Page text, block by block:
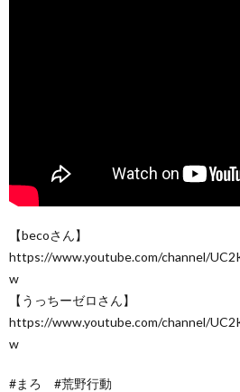
【becoさん】
https://www.youtube.com/channel/
w
【うっちーゼロさん】
https://www.youtube.com/channel/
w
#まろ #荒野行動